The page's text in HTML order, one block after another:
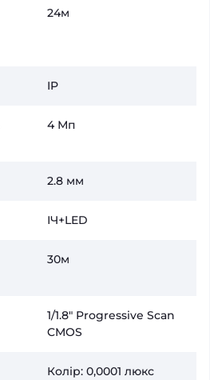
24м
IP
4 Мп
2.8 мм
ІЧ+LED
30м
1/1.8" Progressive Scan
CMOS
Колір: 0,0001 люкс